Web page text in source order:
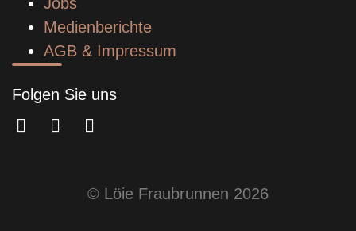
Medienberichte
AGB & Impressum
Folgen Sie uns
© Löie Fraubrunnen 2026